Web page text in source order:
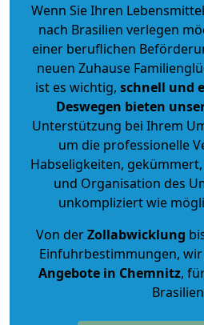
Wenn Sie Ihren
nach Brasilien verlegen
einer beruflichen
neuen Zuhause
ist es wichtig, schnell und
Deswegen bieten
Unterstützung bei Ihrem
um die professionelle
Habseligkeiten,
und Organisation des
unkompliziert wie
Von derZollabwicklung
Einfuhrbestimmungen,
Angebote in Chemnitz,